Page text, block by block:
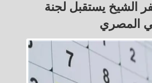
الشيخ يستقبل لجنة
المصري